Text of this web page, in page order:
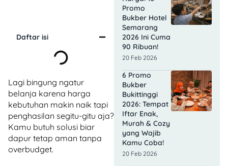
Daftar isi
Lagi bingung ngatur
belanja karena harga
kebutuhan makin naik tapi
penghasilan segitu-gitu aja?
Kamu butuh solusi biar
dapur tetap aman tanpa
overbudget.
Promo
Bukber Hotel
Semarang
2026 Ini Cuma
90 Ribuan!
20 Feb 2026
6 Promo
Bukber
Bukittinggi
2026: Tempat
Iftar Enak,
Murah & Cozy
yang Wajib
Kamu Coba!
20 Feb 2026